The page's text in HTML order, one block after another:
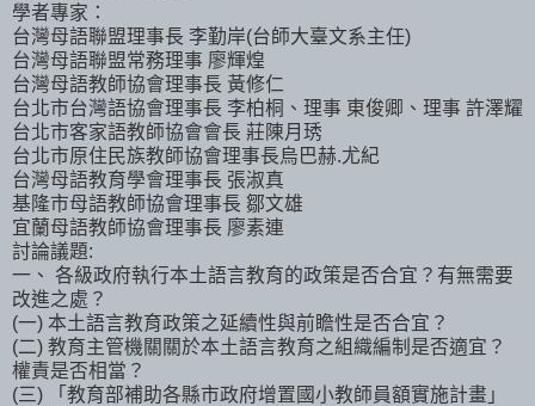
學者專家：
台灣母語聯盟理事長 李勤岸(台師大臺文系主任)
台灣母語聯盟常務理事 廖輝煌
台灣母語教師協會理事長 黃修仁
台北市台灣語協會理事長 李柏桐、理事 東俊卿、理事 許澤耀
台北市客家語教師協會會長 莊陳月琇
台北市原住民族教師協會理事長烏巴赫.尤紀
台灣母語教育學會理事長 張淑真
基隆市母語教師協會理事長 鄒文雄
宜蘭母語教師協會理事長 廖素連
討論議題:
一、 各級政府執行本土語言教育的政策是否合宜？有無需要
改進之處？
(一) 本土語言教育政策之延續性與前瞻性是否合宜？
(二) 教育主管機關關於本土語言教育之組織編制是否適宜？
權責是否相當？
(三) 「教育部補助各縣市政府增置國小教師員額實施計畫」